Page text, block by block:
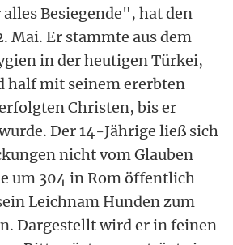
Besiegende", hat den
Mai. Er stammte aus dem
in der heutigen Türkei,
half mit seinem ererbten
Christen, bis er
Der 14-Jährige ließ sich
nicht vom Glauben
um 304 in Rom öffentlich
Leichnam Hunden zum
Dargestellt wird er in feinen